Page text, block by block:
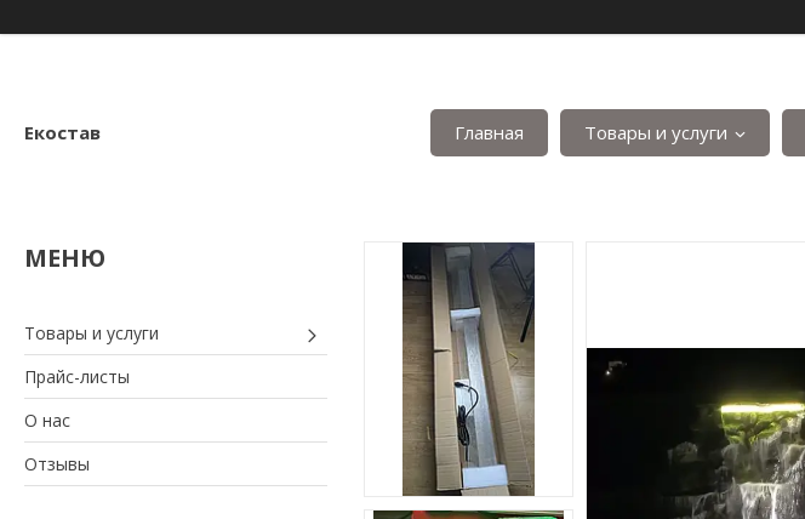
Екостав Главная Товары и услуги
Товары и услуги
Прайс-листы
О нас
Отзывы